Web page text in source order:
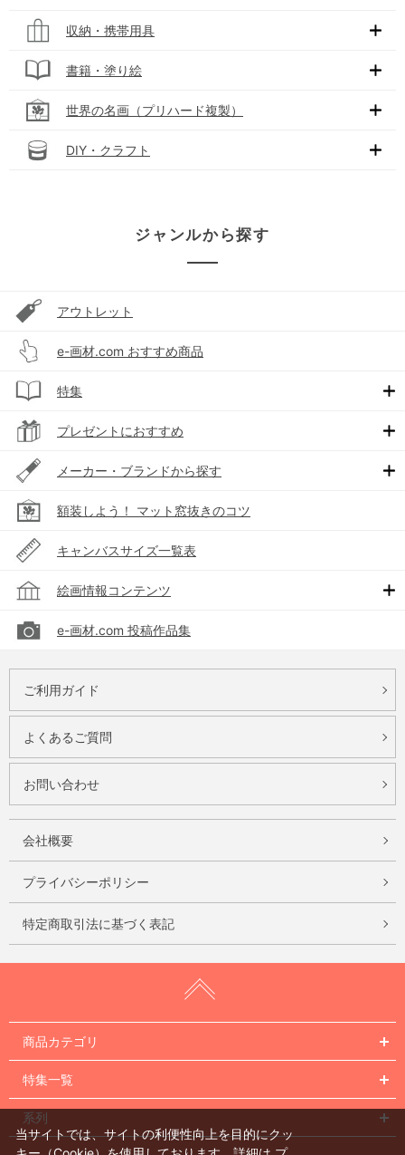
収納・携帯用具
書籍・塗り絵
世界の名画（プリハード複製）
DIY・クラフト
ジャンルから探す
アウトレット
e-画材.com おすすめ商品
特集
プレゼントにおすすめ
メーカー・ブランドから探す
額装しよう！ マット窓抜きのコツ
キャンバスサイズ一覧表
絵画情報コンテンツ
e-画材.com 投稿作品集
ご利用ガイド
よくあるご質問
お問い合わせ
会社概要
プライバシーポリシー
特定商取引法に基づく表記
商品カテゴリ
特集一覧
系列
当サイトでは、サイトの利便性向上を目的にクッ